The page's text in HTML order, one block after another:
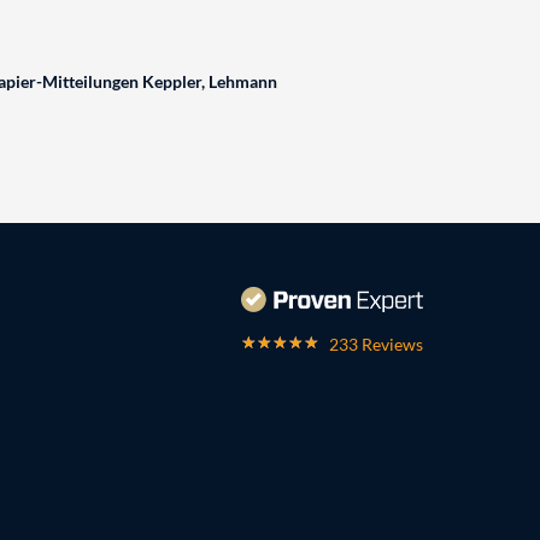
Mitteilungen Keppler, Lehmann
233 Reviews